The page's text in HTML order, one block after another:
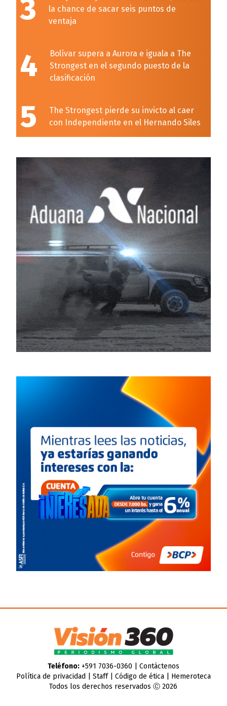
3
la chance de sacar seis puntos de
ventaja
4
Bolívar supera a Aurora e iguala a The
Strongest en el segundo puesto de la
clasificación
5
The Strongest pierde su invicto al caer
con Independiente en el Hernando Siles
Teléfono:+591 7036-0360 | Contáctenos
Política de privacidad
Staff| Código de ética| Hemeroteca
Todos los derechos reservados Ⓒ 2026